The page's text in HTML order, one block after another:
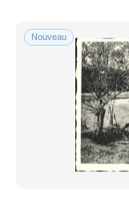
Nouveau